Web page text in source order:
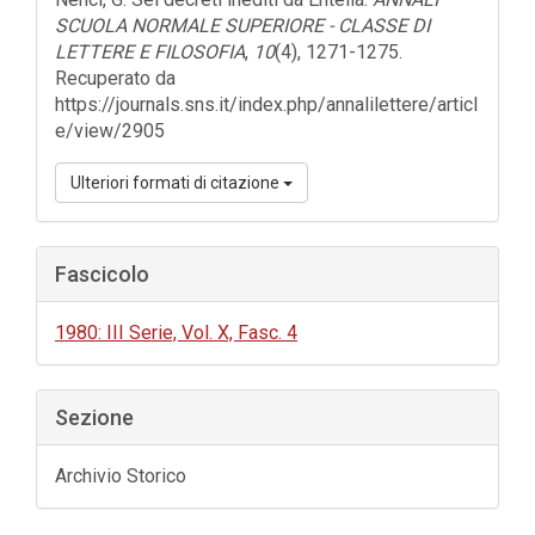
SCUOLA NORMALE SUPERIORE - CLASSE DI
LETTERE E FILOSOFIA, 10(4), 1271-1275.
Recuperato da
https://journals.sns.it/index.php/annalilettere/articl
e/view/2905
Ulteriori formati di citazione
Fascicolo
1980: III Serie, Vol. X, Fasc. 4
Sezione
Archivio Storico